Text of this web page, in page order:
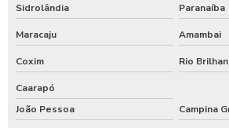
Sidrolândia Paranaíba
Maracaju Amambai
Coxim Rio
Caarapó
João Pessoa
Campina